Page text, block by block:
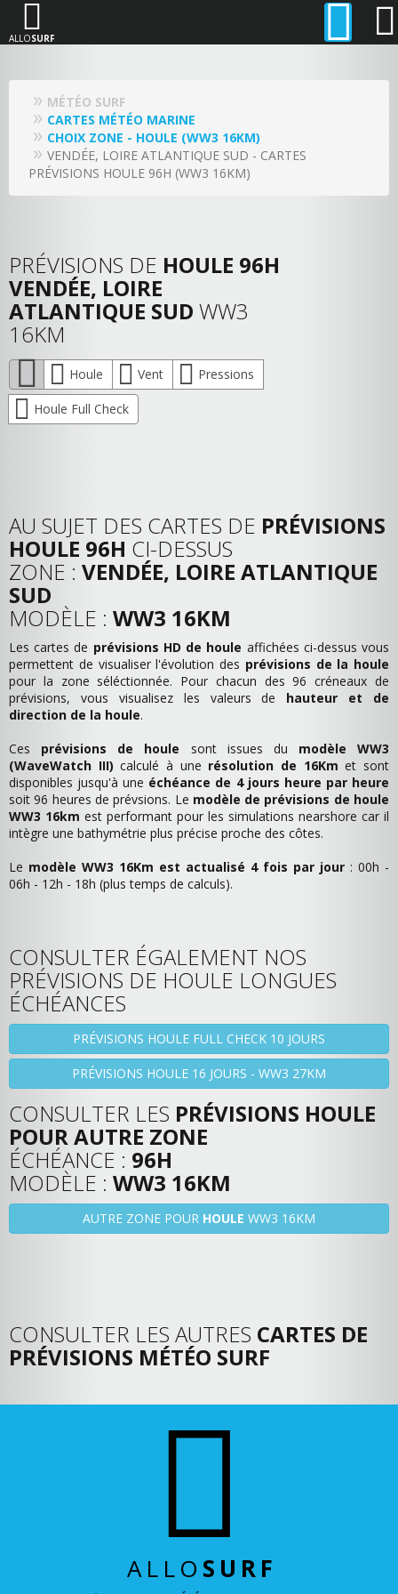
ALLOSURF
MÉTÉO SURF
CARTES MÉTÉO MARINE
CHOIX ZONE - HOULE (WW3 16KM)
VENDÉE, LOIRE ATLANTIQUE SUD - CARTES
PRÉVISIONS HOULE 96H (WW3 16KM)
PRÉVISIONS DE HOULE 96H
VENDÉE, LOIRE
ATLANTIQUE SUD WW3
16KM
Houle Vent Pressions
Houle Full Check
AU SUJET DES CARTES DE PRÉVISIONS
HOULE 96H CI-DESSUS
ZONE : VENDÉE, LOIRE ATLANTIQUE
SUD
MODÈLE : WW3 16KM
Les cartes de prévisions HD de houle affichées ci-dessus vous
permettent de visualiser l'évolution des prévisions de la houle
pour la zone séléctionnée. Pour chacun des 96 créneaux de
prévisions, vous visualisez les valeurs de hauteur et de
direction de la houle.
Ces prévisions de houle sont issues du modèle WW3
(WaveWatch III) calculé à une résolution de 16Km et sont
disponibles jusqu'à une échéance de 4 jours heure par heure
soit 96 heures de prévsions. Le modèle de prévisions de houle
WW3 16km est performant pour les simulations nearshore car il
intègre une bathymétrie plus précise proche des côtes.
Le modèle WW3 16Km est actualisé 4 fois par jour : 00h -
06h - 12h - 18h (plus temps de calculs).
CONSULTER ÉGALEMENT NOS
PRÉVISIONS DE HOULE LONGUES
ÉCHÉANCES
PRÉVISIONS HOULE FULL CHECK 10 JOURS
PRÉVISIONS HOULE 16 JOURS - WW3 27KM
CONSULTER LES PRÉVISIONS HOULE
POUR AUTRE ZONE
ÉCHÉANCE : 96H
MODÈLE : WW3 16KM
AUTRE ZONE POUR HOULE WW3 16KM
CONSULTER LES AUTRES CARTES DE
PRÉVISIONS MÉTÉO SURF
ALLO SURF